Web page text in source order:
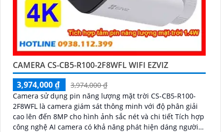
CAMERA CS-CB5-R100-2F8WFL WIFI EZVIZ
3,974,000 ₫
3,974,000 ₫
Camera sử dụng pin năng lượng mặt trời CS-CB5-R100-
2F8WFL là camera giám sát thông minh với độ phân giải
cao lên đến 8MP cho hình ảnh sắc nét và chi tiết Tích hợp
công nghệ AI camera có khả năng phát hiện dáng người